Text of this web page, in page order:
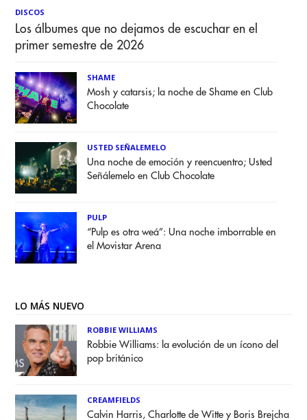
DISCOS
Los álbumes que no dejamos de escuchar en el
primer semestre de 2026
SHAME
Mosh y catarsis; la noche de Shame en Club
Chocolate
USTED SEÑALEMELO
Una noche de emoción y reencuentro; Usted
Señálemelo en Club Chocolate
PULP
“Pulp es otra weá”: Una noche imborrable en
el Movistar Arena
LO MÁS NUEVO
ROBBIE WILLIAMS
Robbie Williams: la evolución de un ícono del
pop británico
CREAMFIELDS
Calvin Harris, Charlotte de Witte y Boris Brejcha